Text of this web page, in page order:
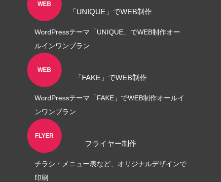
WEB
「UNIQUE」でWEB制作
WordPressテーマ「UNIQUE」でWEB制作オー
ルインワンプラン
WEB
「FAKE」でWEB制作
WordPressテーマ「FAKE」でWEB制作オールイ
ンワンプラン
FLYER
フライヤー制作
チラシ・メニュー表など、オリジナルデザインで
印刷